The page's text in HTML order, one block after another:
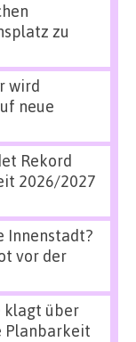
zu
wird
neue
Rekord
2026/2027
Innenstadt?
vor der
klagt über
Planbarkeit